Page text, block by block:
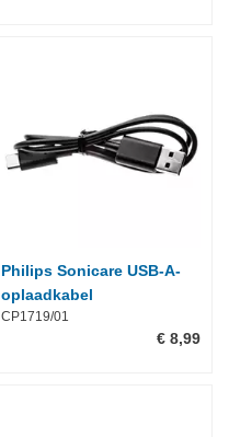
Philips Sonicare USB-A-
oplaadkabel
CP1719/01
€ 8,99